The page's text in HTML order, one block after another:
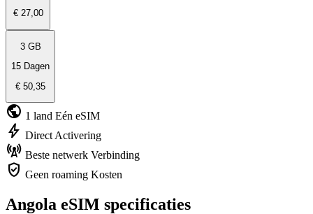
€ 27,00
3 GB
15 Dagen
€ 50,35
public 1 land Eén eSIM
bolt Direct Activering
cell_tower Beste netwerk Verbinding
verified_user Geen roaming Kosten
Angola eSIM specificaties